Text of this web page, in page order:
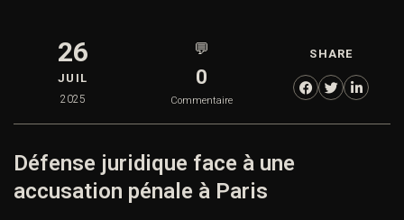
26
JUIL
2025
💬
0
Commentaire
SHARE
Défense juridique face à une
accusation pénale à Paris